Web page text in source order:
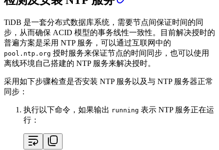
TiDB 是一套分布式数据库系统，需要节点间保证时间的同
步，从而确保 ACID 模型的事务线性一致性。目前解决授时的
普遍方案是采用 NTP 服务，可以通过互联网中的
pool.ntp.org 授时服务来保证节点的时间同步，也可以使用
离线环境自己搭建的 NTP 服务来解决授时。
采用如下步骤检查是否安装 NTP 服务以及与 NTP 服务器正常
同步：
执行以下命令，如果输出 running 表示 NTP 服务正在运
行：